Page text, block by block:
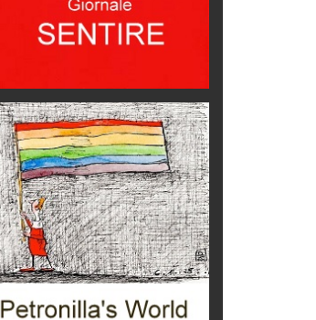
degli italiani
Trend
eventi
Grecia, le donne di Olympos
Viaggi
Ecco come salvare il viaggio
aereo
imprevisti...
C'era una volta la legge per le
valli del silenzio
Idee per il futuro
Torre dell'Orso, mare di Puglia